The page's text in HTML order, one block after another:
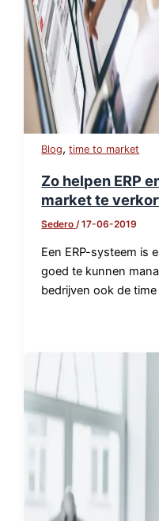
Blog,time to market
Zo helpen ERP
market te
Sedero /17-06-2019
Een ERP-systeem is
goed te kunnen
bedrijven ook de